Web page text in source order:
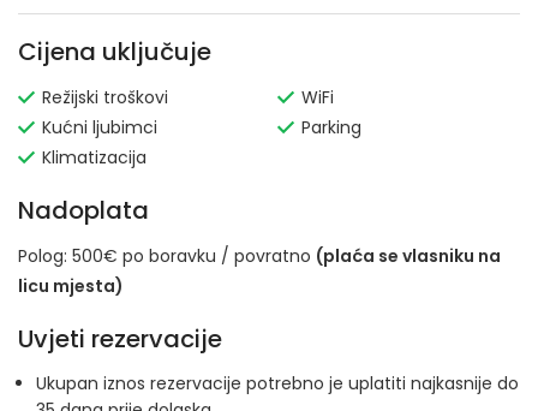
Cijena uključuje
Režijski troškovi
Kućni ljubimci
Klimatizacija
WiFi
Parking
Nadoplata
Polog: 500€ po boravku / povratno (plaća se vlasniku na
licu mjesta)
Uvjeti rezervacije
Ukupan iznos rezervacije potrebno je uplatiti najkasnije do